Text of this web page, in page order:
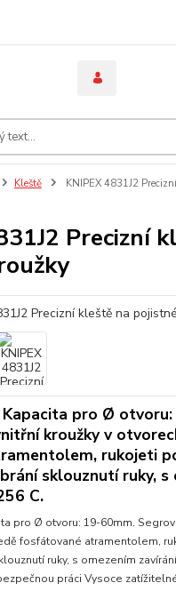
Kleště
KNIPEX 4831J2
Precizní
pro Ø
kroužky v
rukojeti
sklouznutí ruky, s
C.
pro Ø otvoru: 19-60mm.
fosfátované atramentolem,
ruky, s omezením
práci Vysoce